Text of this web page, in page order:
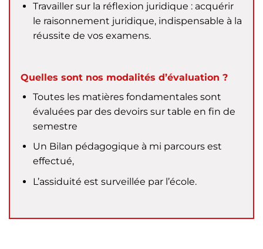
Travailler sur la réflexion juridique : acquérir
le raisonnement juridique, indispensable à la
réussite de vos examens.
Quelles sont nos modalités d’évaluation ?
Toutes les matières fondamentales sont
évaluées par des devoirs sur table en fin de
semestre
Un Bilan pédagogique à mi parcours est
effectué,
L’assiduité est surveillée par l’école.